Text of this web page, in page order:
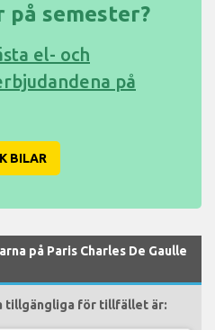
på semester?
el- och
på
BILAR
på Paris Charles De Gaulle
tillgängliga för tillfället är: